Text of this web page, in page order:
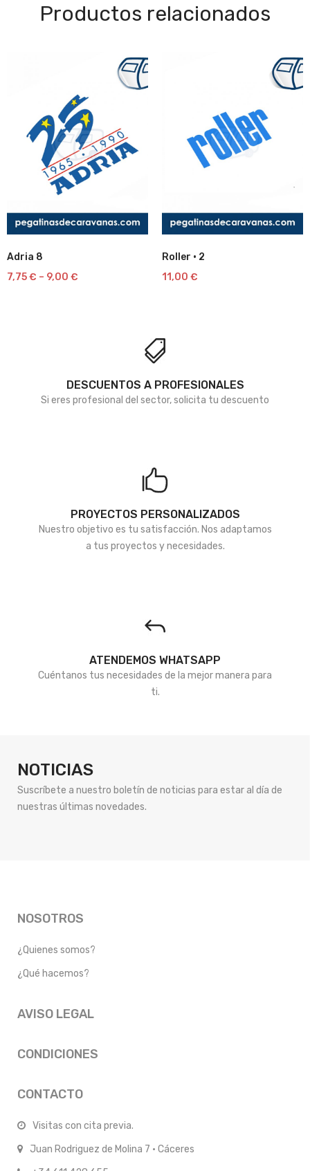
Productos relacionados
Adria 8
7,75€ – 9,00 €
Roller · 2
11,00 €
DESCUENTOS A PROFESIONALES
Si eres profesional del sector, solicita tu descuento
PROYECTOS PERSONALIZADOS
Nuestro objetivo es tu satisfacción. Nos adaptamos
a tus proyectos y necesidades.
ATENDEMOS WHATSAPP
Cuéntanos tus necesidades de la mejor manera para
ti.
NOTICIAS
Suscríbete a nuestro boletín de noticias para estar al día de
nuestras últimas novedades.
NOSOTROS
¿Quienes somos?
¿Qué hacemos?
AVISO LEGAL
CONDICIONES
CONTACTO
Visitas con cita previa.
Juan Rodriguez de Molina 7 · Cáceres